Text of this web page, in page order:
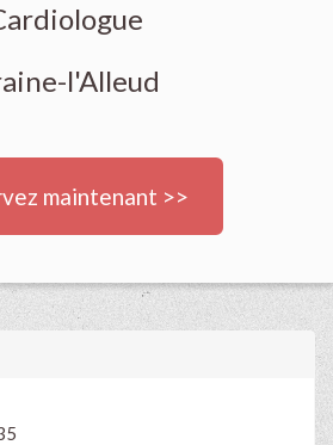
l'Alleud
maintenant >>